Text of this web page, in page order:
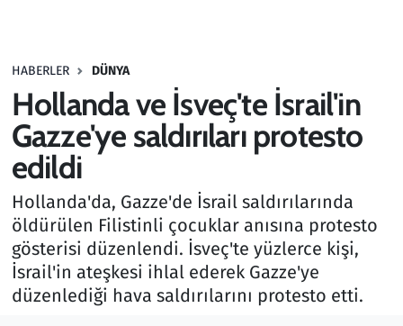
HABERLER DÜNYA
Hollanda ve İsveç'te İsrail'in
Gazze'ye saldırıları protesto
edildi
Hollanda'da, Gazze'de İsrail saldırılarında
öldürülen Filistinli çocuklar anısına protesto
gösterisi düzenlendi. İsveç'te yüzlerce kişi,
İsrail'in ateşkesi ihlal ederek Gazze'ye
düzenlediği hava saldırılarını protesto etti.
Haber
Kültür Sanat
Kurumsal Haberler
Lezzet Durağı
Memur ve Kamu
Otomobil